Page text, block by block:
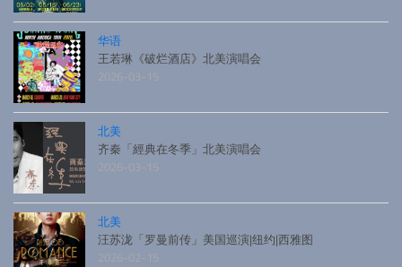
华语
王若琳《破烂酒店》北美演唱会
2026-03-15
北美
齐秦「經典在冬季」北美演唱会
2026-03-15
北美
汪苏泷「罗曼前传」美国巡演|纽约|西雅图
2026-02-15